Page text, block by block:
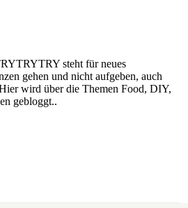
steht für neues
gehen und nicht aufgeben, auch
wird über die Themen Food, DIY,
gebloggt..